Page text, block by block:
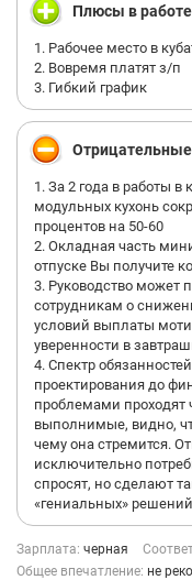
Плюсы в работе
1. Рабочее место в
2. Вовремя платят з/п
3. Гибкий график
1. За 2 года в работы
модульных кухонь
процентов на 50-60
2. Окладная часть
отпуске Вы получите
3. Руководство может
сотрудникам о
условий выплаты
уверенности в
4. Спектр
проектирования до
проблемами
выполнимые, видно,
чему она стремится.
исключительно
спросят, но сделают
«гениальных»
Зарплата: черная
Общее впечатление: не